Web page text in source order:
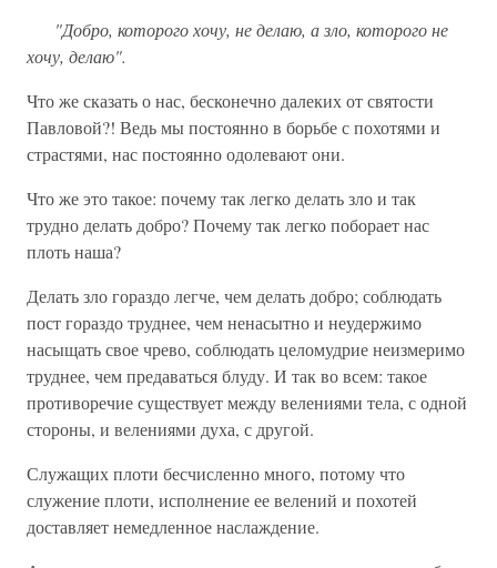
"Добро, которого хочу, не делаю, а зло, которого не
хочу, делаю".
Что же сказать о нас, бесконечно далеких от святости
Павловой?! Ведь мы постоянно в борьбе с похотями и
страстями, нас постоянно одолевают они.
Что же это такое: почему так легко делать зло и так
трудно делать добро? Почему так легко поборает нас
плоть наша?
Делать зло гораздо легче, чем делать добро; соблюдать
пост гораздо труднее, чем ненасытно и неудержимо
насыщать свое чрево, соблюдать целомудрие неизмеримо
труднее, чем предаваться блуду. И так во всем: такое
противоречие существует между велениями тела, с одной
стороны, и велениями духа, с другой.
Служащих плоти бесчисленно много, потому что
служение плоти, исполнение ее велений и похотей
доставляет немедленное наслаждение.